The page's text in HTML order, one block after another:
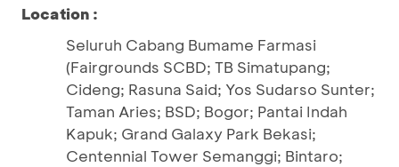
Location :
Seluruh Cabang Bumame Farmasi
(Fairgrounds SCBD; TB Simatupang;
Cideng; Rasuna Said; Yos Sudarso Sunter;
Taman Aries; BSD; Bogor; Pantai Indah
Kapuk; Grand Galaxy Park Bekasi;
Centennial Tower Semanggi; Bintaro;